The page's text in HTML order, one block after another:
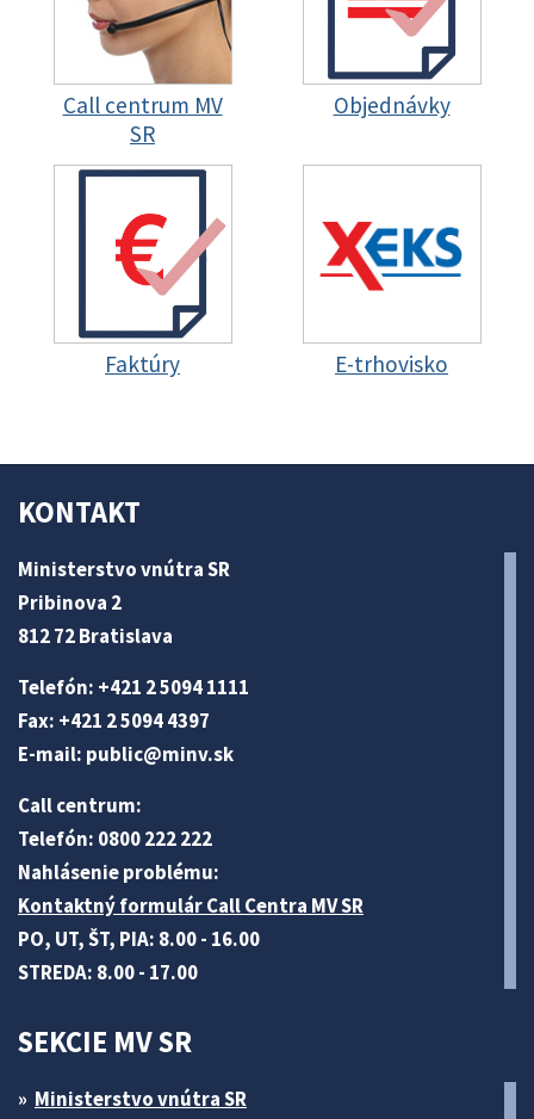
Call centrum MV
SR
Objednávky
Faktúry E-trhovisko
KONTAKT
Ministerstvo vnútra SR
Pribinova 2
812 72 Bratislava
Telefón: +421 2 5094 1111
Fax: +421 2 5094 4397
E-mail: public@minv.sk
Call centrum:
Telefón: 0800 222 222
Nahlásenie problému:
Kontaktný formulár Call Centra MV SR
PO, UT, ŠT, PIA: 8.00 - 16.00
STREDA: 8.00 - 17.00
SEKCIE MV SR
Ministerstvo vnútra SR